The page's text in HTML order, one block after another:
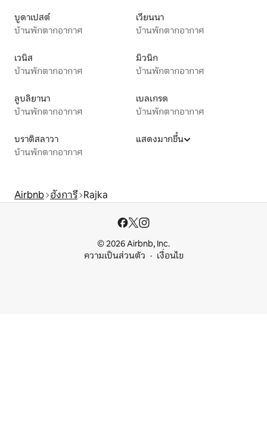
บูดาเปสต์
บ้านพักตากอากาศ
เวียนนา
บ้านพักตากอากาศ
เวนิส
บ้านพักตากอากาศ
มิวนิก
บ้านพักตากอากาศ
ลูบลิยานา
บ้านพักตากอากาศ
เบลเกรด
บ้านพักตากอากาศ
บราติสลาวา
บ้านพักตากอากาศ
แสดงมากขึ้น
Airbnb ฮังการี Rajka
© 2026 Airbnb, Inc.
ความเป็นส่วนตัว
เงื่อนไข